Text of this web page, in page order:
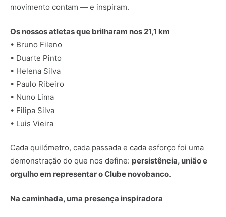
movimento contam — e inspiram.
Os nossos atletas que brilharam nos 21,1 km
• Bruno Fileno
• Duarte Pinto
• Helena Silva
• Paulo Ribeiro
• Nuno Lima
• Filipa Silva
• Luis Vieira
Cada quilómetro, cada passada e cada esforço foi uma
demonstração do que nos define: persistência, união e
orgulho em representar o Clube novobanco.
Na caminhada, uma presença inspiradora